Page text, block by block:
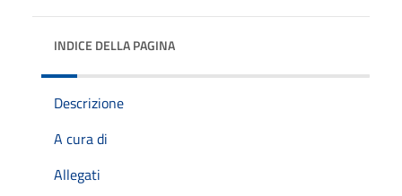
INDICE DELLA PAGINA
Descrizione
A cura di
Allegati